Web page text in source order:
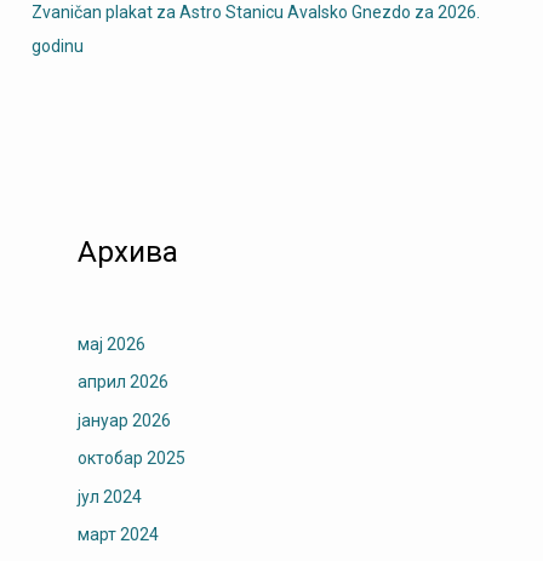
Zvaničan plakat za Astro Stanicu Avalsko Gnezdo za 2026.
godinu
Архива
мај 2026
април 2026
јануар 2026
октобар 2025
јул 2024
март 2024